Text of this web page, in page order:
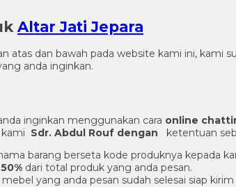
Altar Jati Jepara
atas dan bawah pada website kami ini,
anda inginkan.
inginkan menggunakan cara online
Sdr. Abdul Rouf dengan ketentuan
barang berseta kode produknya kepada
dari total produk yang anda pesan.
yang anda pesan sudah selesai siap